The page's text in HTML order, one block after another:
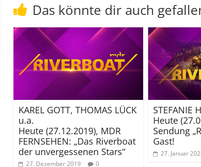
Das könnte dir auch
KAREL GOTT, THOMAS LÜCK
u.a.
Heute (27.12.2019), MDR
FERNSEHEN: „Das Riverboat
der unvergessenen Stars“
27. Dezember 2019 0
STEFANIE
Heute
Sendung
Gast!
27. Januar